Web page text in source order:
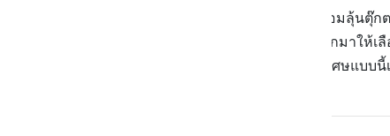
ใครที่ชอบแช่อ่าง ตีฟองเพลิน ๆ พร้อมลุ้นตุ๊
ขน Bath Bomb ลายการ์ตูนสุดน่ารักมาให้เ
มากมาย ราคาเริ่มต้นก็แค่ 139.- พิเศษแบบ